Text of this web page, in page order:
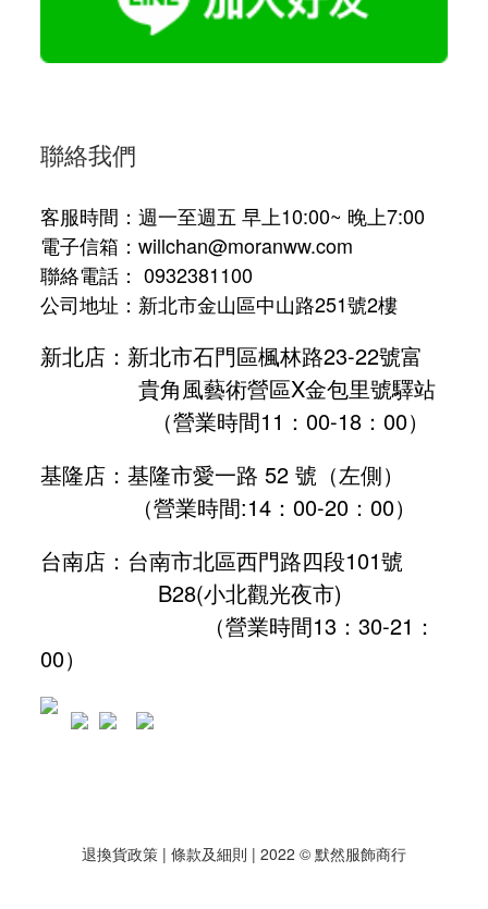
聯絡我們
客服時間：週一至週五 早上10:00~ 晚上7:00
電子信箱：willchan@moranww.com
聯絡電話： 0932381100
公司地址：新北市金山區中山路251號2樓
新北店：新北市石門區楓林路23-22號富
貴角風藝術營區X金包里號驛站
（營業時間11：00-18：00）
基隆店：基隆市愛一路 52 號（左側）
（營業時間:14：00-20：00）
台南店：台南市北區西門路四段101號
B28(小北觀光夜市)
（營業時間13：30-21：
00）
退換貨政策 | 條款及細則 | 2022 © 默然服飾商行